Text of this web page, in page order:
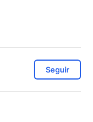
Seguir